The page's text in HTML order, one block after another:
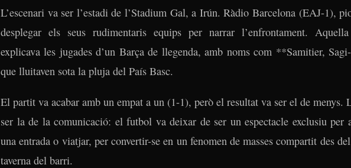
L’escenari va ser l’estadi de l’Stadium Gal, a Irún. Ràdio Barcelona (EAJ-1),
desplegar els seus rudimentaris equips per narrar l’enfrontament.
explicava les jugades d’un Barça de llegenda, amb noms com **Samitier,
que lluitaven sota la pluja del País Basc.
El partit va acabar amb un empat a un (1-1), però el resultat va ser el de menys.
ser la de la comunicació: el futbol va deixar de ser un espectacle exclusiu per
una entrada o viatjar, per convertir-se en un fenomen de masses compartit des
taverna del barri.